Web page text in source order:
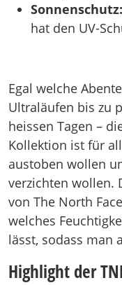
Sonnenschutz:
hat den UV-
Egal welche
Ultraläufen bis zu
heissen Tagen –
Kollektion ist für
austoben wollen
verzichten wollen.
von The North
welches
lässt, sodass man
Highlight der